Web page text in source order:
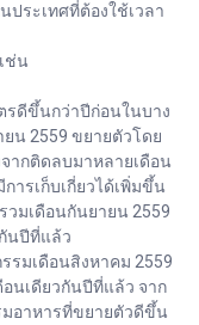
ประเทศที่ต้องใช้เวลา
ช่น
รดีขึ้นกว่าปีก่อนในบาง
น 2559 ขยายตัวโดย
ากติดลบมาหลายเดือน
ารเก็บเกี่ยวได้เพิ่มขึ้น
มเดือนกันยายน 2559
นปีที่แล้ว
รมเดือนสิงหาคม 2559
อนเดียวกันปีที่แล้ว จาก
อาหารที่ขยายตัวดีขึ้น